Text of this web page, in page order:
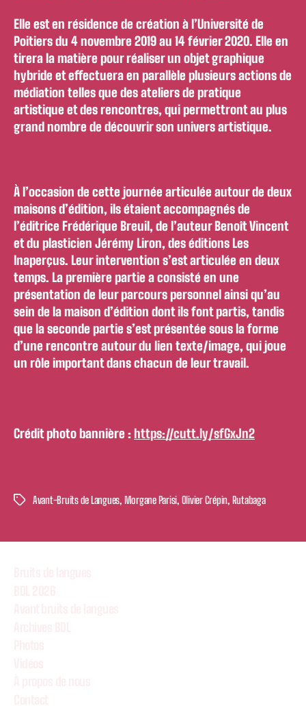
Elle est en résidence de création à l’Université de
Poitiers du 4 novembre 2019 au 14 février 2020. Elle en
tirera la matière pour réaliser un objet graphique
hybride et effectuera en parallèle plusieurs actions de
médiation telles que des ateliers de pratique
artistique et des rencontres, qui permettront au plus
grand nombre de découvrir son univers artistique.
À l’occasion de cette journée articulée autour de deux
maisons d’édition, ils étaient accompagnés de
l’éditrice Frédérique Breuil, de l’auteur Benoît Vincent
et du plasticien Jérémy Liron, des éditions Les
Inaperçus. Leur intervention s’est articulée en deux
temps. La première partie a consisté en une
présentation de leur parcours personnel ainsi qu’au
sein de la maison d’édition dont ils font partis, tandis
que la seconde partie s’est présentée sous la forme
d’une rencontre autour du lien texte/image, qui joue
un rôle important dans chacun de leur travail.
Crédit photo bannière :https://cutt.ly/sfGxJn2
ÉtiquettesAvant-Bruits de Langues Morgane Parisi Olivier Crépin Rutabaga